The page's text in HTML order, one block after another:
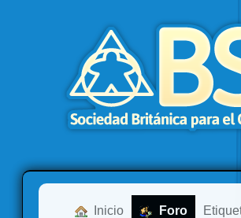
Inicio Foro